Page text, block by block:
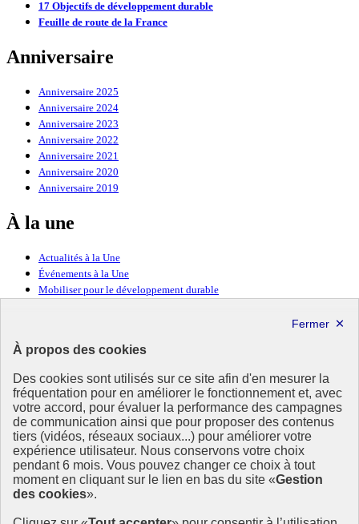
À propos des cookies
Des cookies sont utilisés sur ce site afin d'en mesurer la
fréquentation pour en améliorer le fonctionnement et, avec
votre accord, pour évaluer la performance des campagnes
de communication ainsi que pour proposer des contenus
tiers (vidéos, réseaux sociaux...) pour améliorer votre
expérience utilisateur. Nous conservons votre choix
pendant 6 mois. Vous pouvez changer ce choix à tout
moment en cliquant sur le lien en bas du site «Gestion
des cookies».
17 Objectifs de développement durable
Feuille de route de la France
Anniversaire
Anniversaire 2025
Anniversaire 2024
Anniversaire 2023
Anniversaire 2022
Anniversaire 2021
Anniversaire 2020
Anniversaire 2019
À la une
Actualités à la Une
Événements à la Une
Mobiliser pour le développement durable
Ressources
Ressources
La Méth’ODD
Gouvernement
Ce site propose l’information de référence concernant l’Agenda
2030 et la feuille de route de la France. Il valorise la mobilisation de
tous les acteurs.
info.gouv.fr- ouvre une nouvelle fenêtre